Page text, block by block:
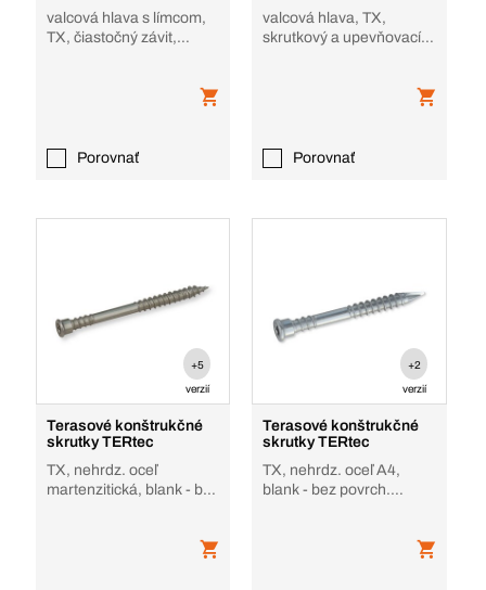
valcová hlava s límcom,
TX, čiastočný závit,
Porovnať
valcová hlava, TX,
skrutkový a upevňovací
Porovnať
+5
verzií
Terasové konštrukčné
skrutky TERtec
TX, nehrdz. oceľ
martenzitická, blank - bez
+2
verzií
Terasové konštrukčné
skrutky TERtec
TX, nehrdz. oceľ A4,
blank - bez povrch.